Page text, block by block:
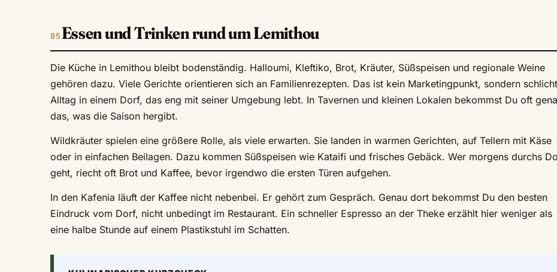
Essen und Trinken rund um Lemithou
Die Küche in Lemithou bleibt bodenständig. Halloumi, Kleftiko, Brot, Kräuter, Süßspeisen und regionale Weine
gehören dazu. Viele Gerichte orientieren sich an Familienrezepten. Das ist kein Marketingpunkt, sondern schlicht
Alltag in einem Dorf, das eng mit seiner Umgebung lebt. In Tavernen und kleinen Lokalen bekommst Du oft
das, was die Saison hergibt.
Wildkräuter spielen eine größere Rolle, als viele erwarten. Sie landen in warmen Gerichten, auf Tellern mit Käse
oder in einfachen Beilagen. Dazu kommen Süßspeisen wie Kataifi und frisches Gebäck. Wer morgens durchs
geht, riecht oft Brot und Kaffee, bevor irgendwo die ersten Türen aufgehen.
In den Kafenia läuft der Kaffee nicht nebenbei. Er gehört zum Gespräch. Genau dort bekommst Du den besten
Eindruck vom Dorf, nicht unbedingt im Restaurant. Ein schneller Espresso an der Theke erzählt hier weniger als
eine halbe Stunde auf einem Plastikstuhl im Schatten.